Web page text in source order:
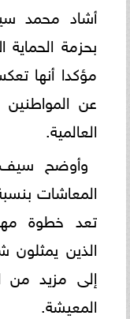
أشاد محمد
بحزمة الحماية
مؤكدا أنها
عن
العالمية.
وأوضح
تعد خطوة
الذين يمثلون
إلى مزيد من
المعيشة.